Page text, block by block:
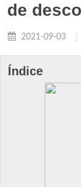
de
2021-09-03
Índice